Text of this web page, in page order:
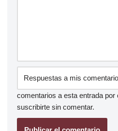
comentarios a esta entrada por
suscribirte sin comentar.